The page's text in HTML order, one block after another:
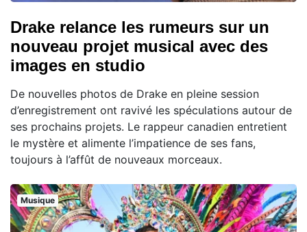
Drake relance les rumeurs sur un
nouveau projet musical avec des
images en studio
De nouvelles photos de Drake en pleine session
d’enregistrement ont ravivé les spéculations autour de
ses prochains projets. Le rappeur canadien entretient
le mystère et alimente l’impatience de ses fans,
toujours à l’affût de nouveaux morceaux.
Musique